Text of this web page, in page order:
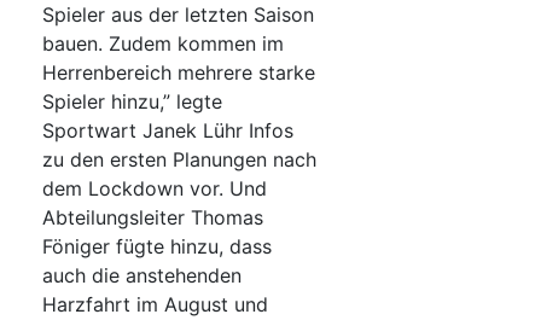
Spieler aus der letzten Saison
bauen. Zudem kommen im
Herrenbereich mehrere starke
Spieler hinzu,” legte
Sportwart Janek Lühr Infos
zu den ersten Planungen nach
dem Lockdown vor. Und
Abteilungsleiter Thomas
Föniger fügte hinzu, dass
auch die anstehenden
Harzfahrt im August und